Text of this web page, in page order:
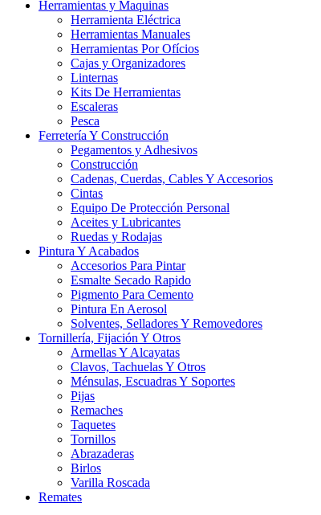
Herramientas y Maquinas
Herramienta Eléctrica
Herramientas Manuales
Herramientas Por Ofícios
Cajas y Organizadores
Linternas
Kits De Herramientas
Escaleras
Pesca
Ferretería Y Construcción
Pegamentos y Adhesivos
Construcción
Cadenas, Cuerdas, Cables Y Accesorios
Cintas
Equipo De Protección Personal
Aceites y Lubricantes
Ruedas y Rodajas
Pintura Y Acabados
Accesorios Para Pintar
Esmalte Secado Rapido
Pigmento Para Cemento
Pintura En Aerosol
Solventes, Selladores Y Removedores
Tornillería, Fijación Y Otros
Armellas Y Alcayatas
Clavos, Tachuelas Y Otros
Ménsulas, Escuadras Y Soportes
Pijas
Remaches
Taquetes
Tornillos
Abrazaderas
Birlos
Varilla Roscada
Remates